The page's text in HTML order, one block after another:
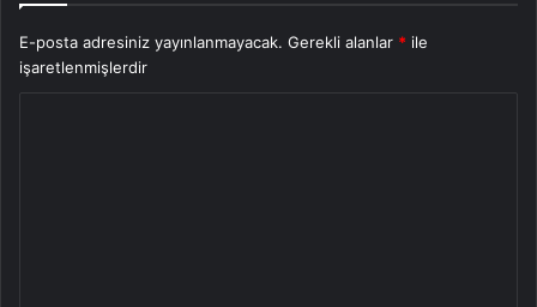
E-posta adresiniz yayınlanmayacak. Gerekli alanlar * ile
işaretlenmişlerdir